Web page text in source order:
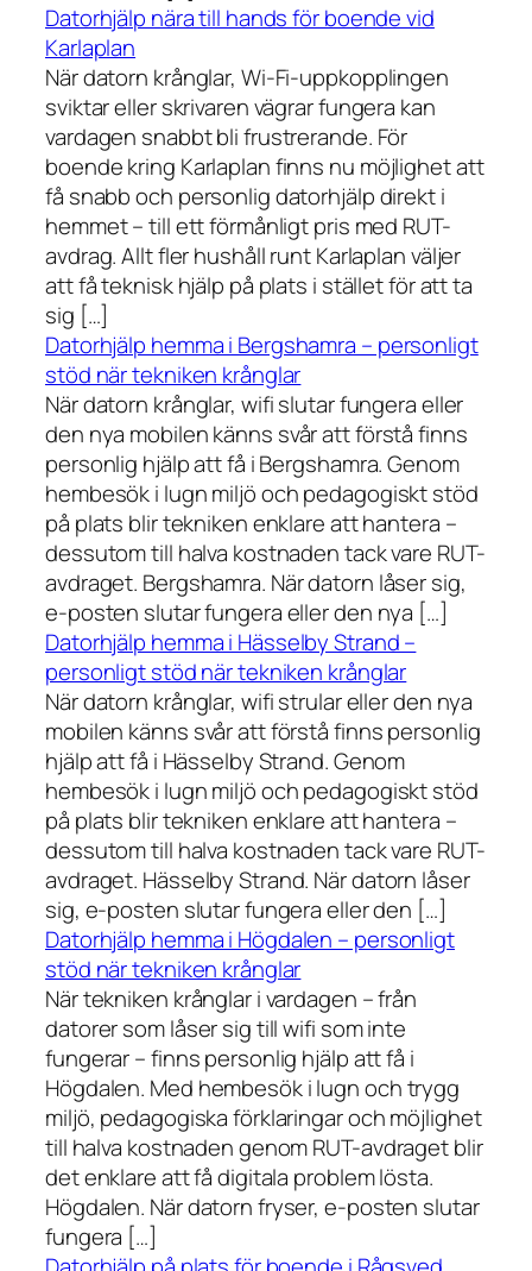
Datorhjälp nära till hands för boende vid
Karlaplan
När datorn krånglar, Wi-Fi-uppkopplingen
sviktar eller skrivaren vägrar fungera kan
vardagen snabbt bli frustrerande. För
boende kring Karlaplan finns nu möjlighet att
få snabb och personlig datorhjälp direkt i
hemmet – till ett förmånligt pris med RUT-
avdrag. Allt fler hushåll runt Karlaplan väljer
att få teknisk hjälp på plats i stället för att ta
sig […]
Datorhjälp hemma i Bergshamra – personligt
stöd när tekniken krånglar
När datorn krånglar, wifi slutar fungera eller
den nya mobilen känns svår att förstå finns
personlig hjälp att få i Bergshamra. Genom
hembesök i lugn miljö och pedagogiskt stöd
på plats blir tekniken enklare att hantera –
dessutom till halva kostnaden tack vare RUT-
avdraget. Bergshamra. När datorn låser sig,
e-posten slutar fungera eller den nya […]
Datorhjälp hemma i Hässelby Strand –
personligt stöd när tekniken krånglar
När datorn krånglar, wifi strular eller den nya
mobilen känns svår att förstå finns personlig
hjälp att få i Hässelby Strand. Genom
hembesök i lugn miljö och pedagogiskt stöd
på plats blir tekniken enklare att hantera –
dessutom till halva kostnaden tack vare RUT-
avdraget. Hässelby Strand. När datorn låser
sig, e-posten slutar fungera eller den […]
Datorhjälp hemma i Högdalen – personligt
stöd när tekniken krånglar
När tekniken krånglar i vardagen – från
datorer som låser sig till wifi som inte
fungerar – finns personlig hjälp att få i
Högdalen. Med hembesök i lugn och trygg
miljö, pedagogiska förklaringar och möjlighet
till halva kostnaden genom RUT-avdraget blir
det enklare att få digitala problem lösta.
Högdalen. När datorn fryser, e-posten slutar
fungera […]